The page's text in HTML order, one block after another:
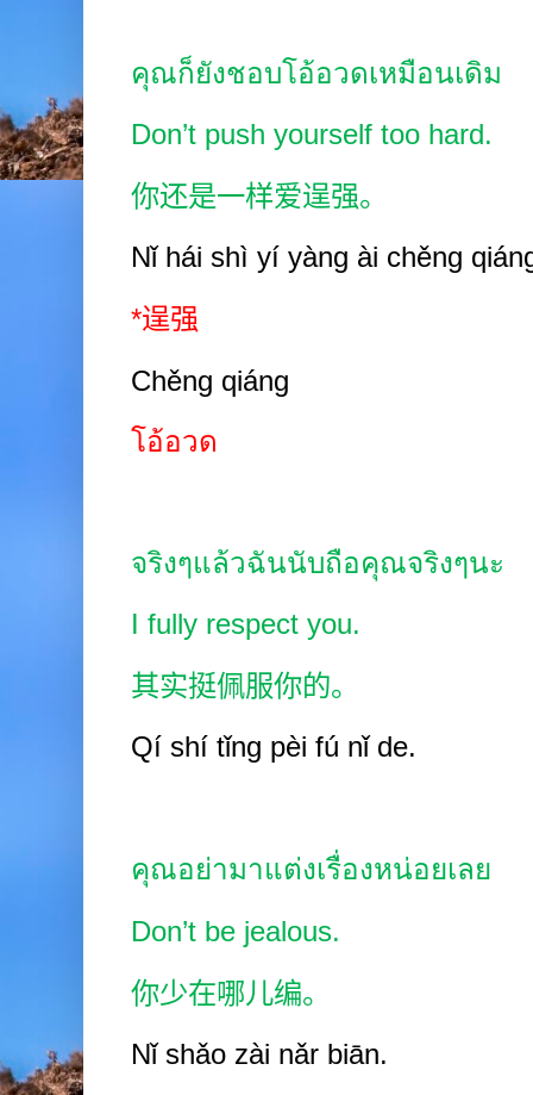
คุณก็ยังชอบโอ้อวดเหมือนเดิม
Don’t push yourself too hard.
你还是一样爱逞强。
Nǐ hái shì yí yàng ài chěng
*逞强
Chěng qiáng
โอ้อวด
จริงๆแล้วฉันนับถือคุณจริงๆนะ
I fully respect you.
其实挺佩服你的。
Qí shí tǐng pèi fú nǐ de.
คุณอย่ามาแต่งเรื่องหน่อยเลย
Don’t be jealous.
你少在哪儿编。
Nǐ shǎo zài nǎr biān.